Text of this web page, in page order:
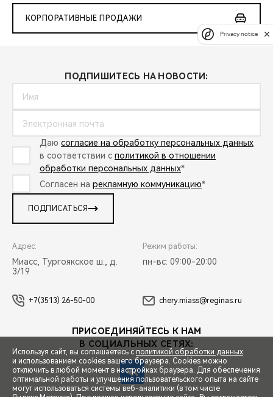
КОРПОРАТИВНЫЕ ПРОДАЖИ
ПОДПИШИТЕСЬ НА НОВОСТИ:
Даю согласие на обработку персональных данных
в соответствии с политикой в отношении
обработки персональных данных*
Согласен на рекламную коммуникацию*
ПОДПИСАТЬСЯ
Адрес:
Миасс, Тургоякское ш., д.
3/19
Режим работы:
пн-вс: 09:00-20:00
+7(3513) 26-50-00 chery.miass@reginas.ru
ПРИСОЕДИНЯЙТЕСЬ К НАМ
В СОЦИАЛЬНЫХ СЕТЯХ:
Используя сайт, вы соглашаетесь с политикой обработки данных
и использованием cookies вашего браузера. Cookies можно
отключить в любой момент в настройках браузера. Для обеспечения
оптимальной работы и улучшения пользовательского опыта на сайте
могут использоваться системы веб-аналитики (в том числе
Privacy notice